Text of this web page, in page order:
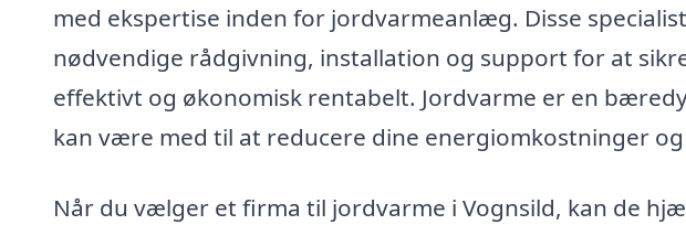
med ekspertise inden for jordvarmeanlæg. Disse
nødvendige rådgivning, installation og support for at
effektivt og økonomisk rentabelt. Jordvarme er en
kan være med til at reducere dine energiomkostninger
Når du vælger et firma til jordvarme i Vognsild, kan de